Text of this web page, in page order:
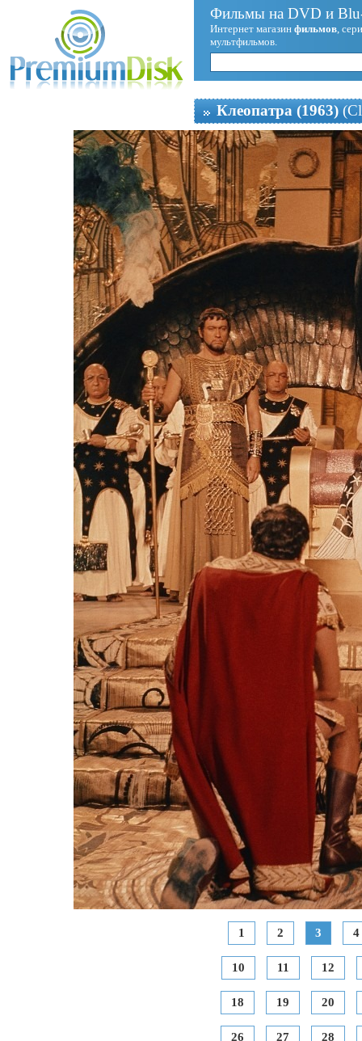
Фильмы на DVD и
Интернет магазин фильмов,
мультфильмов.
Клеопатра (1963)
1 2 3 4
10 11 12
18 19 20
26 27 28